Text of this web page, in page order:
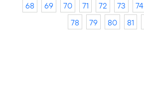
68
69 70 71 72 73 74
78
79 80 81